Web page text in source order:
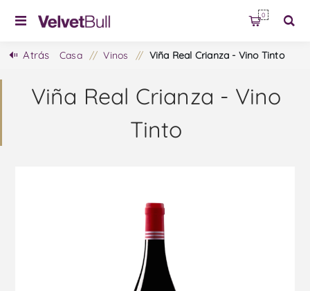
0
Atrás Casa / Vinos / Viña Real Crianza - Vino Tinto
Viña Real Crianza - Vino
Tinto